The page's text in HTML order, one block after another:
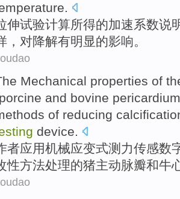
伸试验计算所得的加速系数说
， 对降解有明显的影响。
Mechanical properties of
porcine and bovine pericardium
of reducing
device.
者应用机械应变式测力传感数
性方法处理的猪主动脉瓣和牛